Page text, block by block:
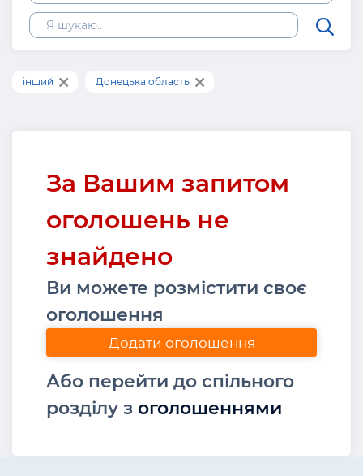
інший Донецька область
За Вашим запитом
оголошень не
знайдено
Ви можете розмістити своє
оголошення
Додати оголошення
Або перейти до спільного
розділу з оголошеннями